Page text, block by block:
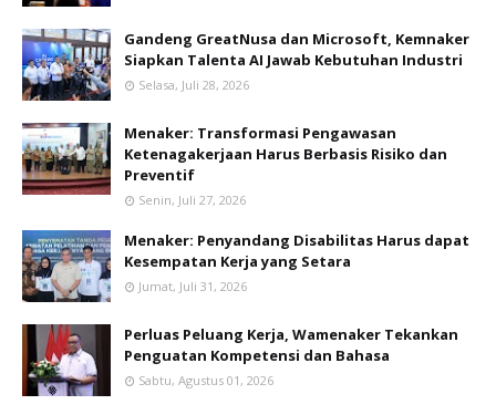
Gandeng GreatNusa dan Microsoft, Kemnaker
Siapkan Talenta AI Jawab Kebutuhan Industri
Selasa, Juli 28, 2026
Menaker: Transformasi Pengawasan
Ketenagakerjaan Harus Berbasis Risiko dan
Preventif
Senin, Juli 27, 2026
Menaker: Penyandang Disabilitas Harus dapat
Kesempatan Kerja yang Setara
Jumat, Juli 31, 2026
Perluas Peluang Kerja, Wamenaker Tekankan
Penguatan Kompetensi dan Bahasa
Sabtu, Agustus 01, 2026